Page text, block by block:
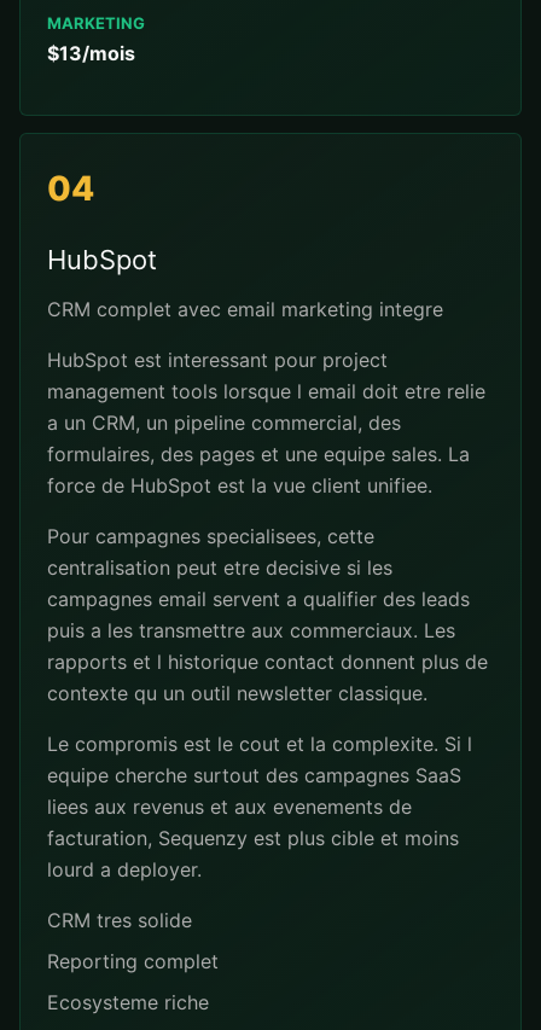
MARKETING
$13/mois
04
HubSpot
CRM complet avec email marketing integre
HubSpot est interessant pour project
management tools lorsque l email doit etre relie
a un CRM, un pipeline commercial, des
formulaires, des pages et une equipe sales. La
force de HubSpot est la vue client unifiee.
Pour campagnes specialisees, cette
centralisation peut etre decisive si les
campagnes email servent a qualifier des leads
puis a les transmettre aux commerciaux. Les
rapports et l historique contact donnent plus de
contexte qu un outil newsletter classique.
Le compromis est le cout et la complexite. Si l
equipe cherche surtout des campagnes SaaS
liees aux revenus et aux evenements de
facturation, Sequenzy est plus cible et moins
lourd a deployer.
CRM tres solide
Reporting complet
Ecosysteme riche